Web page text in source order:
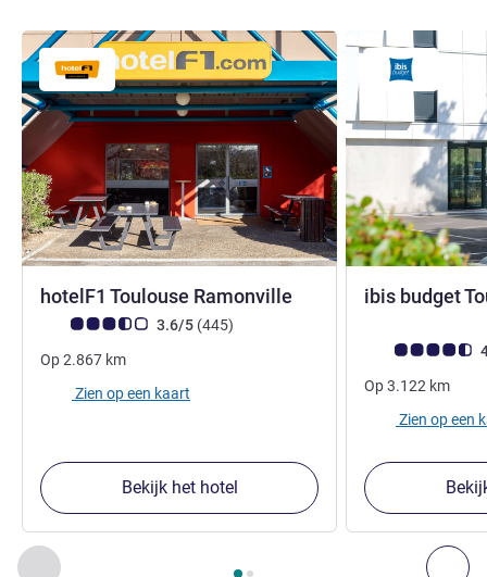
Vorige - Onze andere etablissementen in de buurt
Pagina , Onze andere etablissementen in de buurt 1
hotelF1 Toulouse Ramonville
Avis-klantbeoordeling (ALL beoordeling)
3.6/5 (445beoordelingen
)
Op2.867 km
Zien op een kaart
Bekijk het hotel
ibis budget
Avis-
Op3.122 km
Zien op een